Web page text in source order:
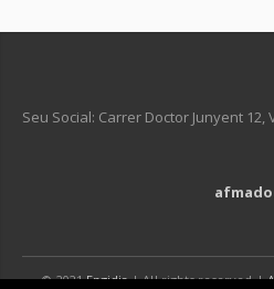
Seu Social: Carrer Doctor Junyent 12,
© 2021Engidia| All rights reserved |